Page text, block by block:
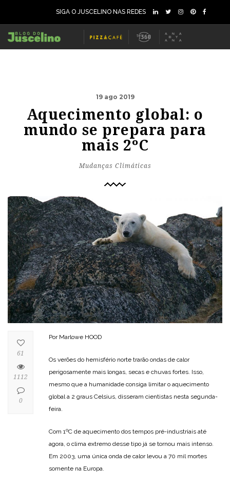
SIGA O JUSCELINO NAS REDES
19 ago 2019
Aquecimento global: o
mundo se prepara para
mais 2ºC
Mudanças Climáticas
Por Marlowe HOOD
Os verões do hemisfério norte trarão ondas de calor
perigosamente mais longas, secas e chuvas fortes. Isso,
mesmo que a humanidade consiga limitar o aquecimento
global a 2 graus Celsius, disseram cientistas nesta segunda-
feira.
Com 1ºC de aquecimento dos tempos pré-industriais até
agora, o clima extremo desse tipo já se tornou mais intenso.
Em 2003, uma única onda de calor levou a 70 mil mortes
somente na Europa.
61
1112
0